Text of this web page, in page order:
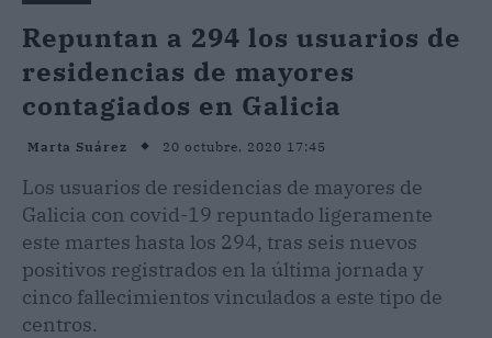
Repuntan a 294 los usuarios de
residencias de mayores
contagiados en Galicia
Marta Suárez 20 octubre, 2020 17:45
Los usuarios de residencias de mayores de
Galicia con covid-19 repuntado ligeramente
este martes hasta los 294, tras seis nuevos
positivos registrados en la última jornada y
cinco fallecimientos vinculados a este tipo de
centros.